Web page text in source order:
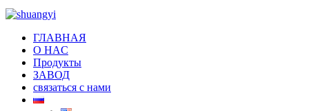
ГЛАВНАЯ
O HAC
Продукты
ЗАВОД
связаться с нами